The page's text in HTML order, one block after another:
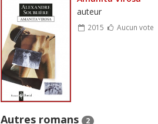
auteur
2015 Aucun vote
Autres romans 2